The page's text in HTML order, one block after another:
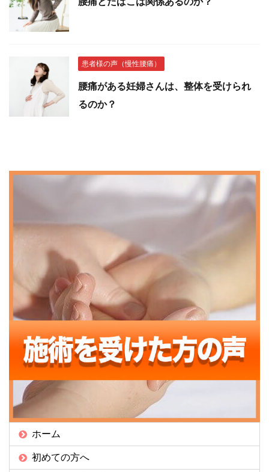
患者様の声（慢性腰痛）
腰痛がある妊婦さんは、整体を受けられ
るのか？
ホーム
初めての方へ